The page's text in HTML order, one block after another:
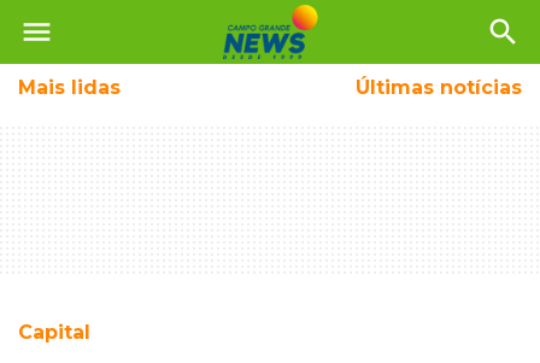
menu search
Mais lidas Últimas notícias
Capital